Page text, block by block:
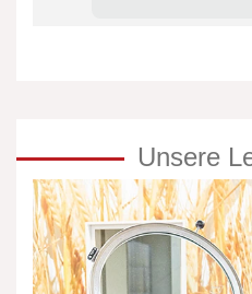
Unsere